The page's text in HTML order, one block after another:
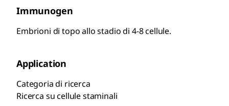
Immunogen
Embrioni di topo allo stadio di 4-8 cellule.
Application
Categoria di ricerca
Ricerca su cellule staminali